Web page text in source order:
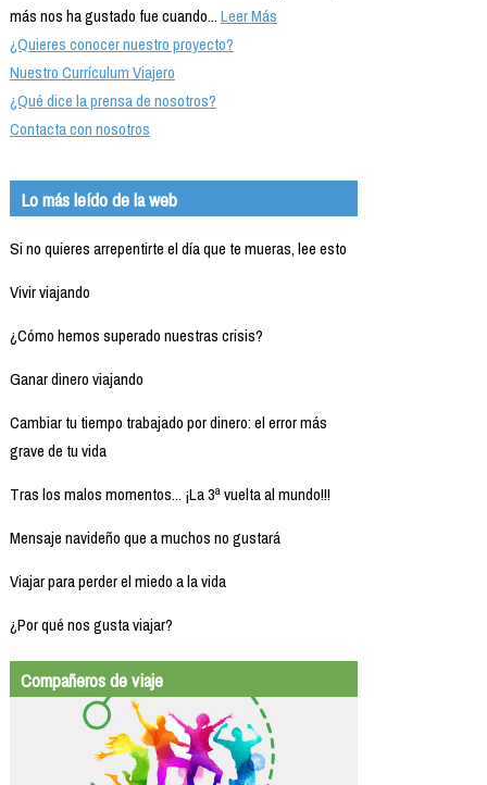
más nos ha gustado fue cuando...Leer Más
¿Quieres conocer nuestro proyecto?
Nuestro Currículum Viajero
¿Qué dice la prensa de nosotros?
Contacta con nosotros
Lo más leído de la web
Si no quieres arrepentirte el día que te mueras, lee esto
Vivir viajando
¿Cómo hemos superado nuestras crisis?
Ganar dinero viajando
Cambiar tu tiempo trabajado por dinero: el error más
grave de tu vida
Tras los malos momentos... ¡La 3ª vuelta al mundo!!!
Mensaje navideño que a muchos no gustará
Viajar para perder el miedo a la vida
¿Por qué nos gusta viajar?
Compañeros de viaje